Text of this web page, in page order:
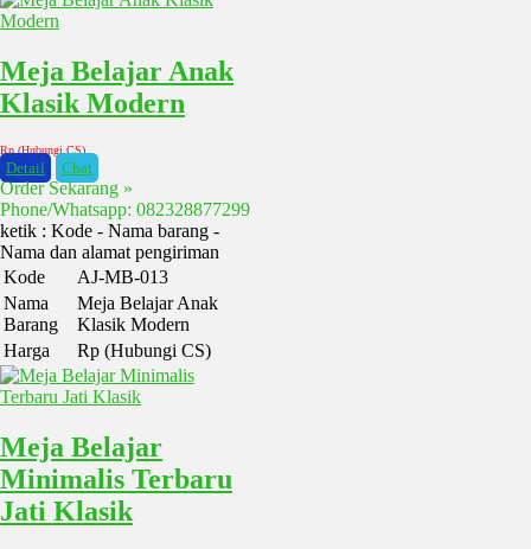
Meja Belajar Anak
Klasik Modern
Rp (Hubungi CS)
Detail Chat
Order Sekarang »
Phone/Whatsapp: 082328877299
ketik : Kode - Nama barang -
Nama dan alamat pengiriman
Kode
AJ-MB-013
Nama
Barang
Meja Belajar Anak
Klasik Modern
Harga
Rp (Hubungi CS)
Meja Belajar
Minimalis Terbaru
Jati Klasik